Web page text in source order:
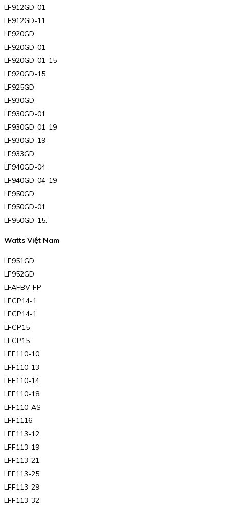
LF912GD-01
LF912GD-11
LF920GD
LF920GD-01
LF920GD-01-15
LF920GD-15
LF925GD
LF930GD
LF930GD-01
LF930GD-01-19
LF930GD-19
LF933GD
LF940GD-04
LF940GD-04-19
LF950GD
LF950GD-01
LF950GD-15.
Watts Việt Nam
LF951GD
LF952GD
LFAFBV-FP
LFCP14-1
LFCP14-1
LFCP15
LFCP15
LFF110-10
LFF110-13
LFF110-14
LFF110-18
LFF110-AS
LFF1116
LFF113-12
LFF113-19
LFF113-21
LFF113-25
LFF113-29
LFF113-32